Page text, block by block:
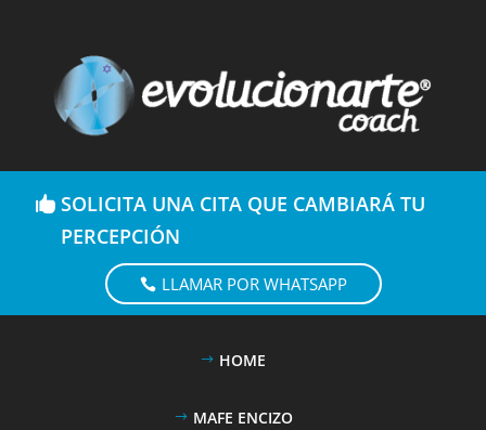
SOLICITA UNA CITA QUE CAMBIARÁ TU
PERCEPCIÓN
LLAMAR POR WHATSAPP
HOME
MAFE ENCIZO